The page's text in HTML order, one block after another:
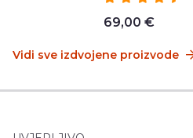
69,00 €
Vidi sve izdvojene proizvode